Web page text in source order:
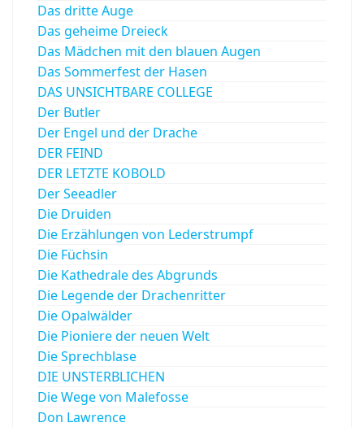
Das dritte Auge
Das geheime Dreieck
Das Mädchen mit den blauen Augen
Das Sommerfest der Hasen
DAS UNSICHTBARE COLLEGE
Der Butler
Der Engel und der Drache
DER FEIND
DER LETZTE KOBOLD
Der Seeadler
Die Druiden
Die Erzählungen von Lederstrumpf
Die Füchsin
Die Kathedrale des Abgrunds
Die Legende der Drachenritter
Die Opalwälder
Die Pioniere der neuen Welt
Die Sprechblase
DIE UNSTERBLICHEN
Die Wege von Malefosse
Don Lawrence